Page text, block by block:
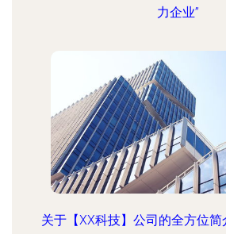
力企业”
关于【XX科技】公司的全方位